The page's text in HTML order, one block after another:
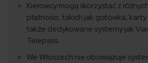
Kierowcy mogą skorzystać z
płatności, takich jak gotówka, karty
także dedykowane systemy jak
Telepass.
We Włoszech nie obowiązuje